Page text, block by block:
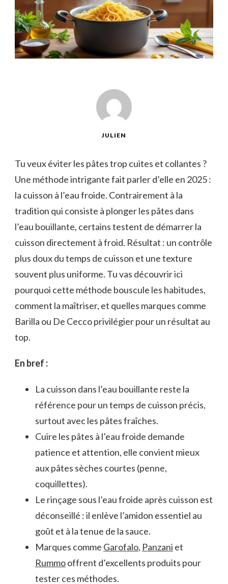
JULIEN
Tu veux éviter les pâtes trop cuites et collantes ?
Une méthode intrigante fait parler d’elle en 2025 :
la cuisson à l’eau froide. Contrairement à la
tradition qui consiste à plonger les pâtes dans
l’eau bouillante, certains testent de démarrer la
cuisson directement à froid. Résultat : un contrôle
plus doux du temps de cuisson et une texture
souvent plus uniforme. Tu vas découvrir ici
pourquoi cette méthode bouscule les habitudes,
comment la maîtriser, et quelles marques comme
Barilla ou De Cecco privilégier pour un résultat au
top.
En bref :
La cuisson dans l’eau bouillante reste la
référence pour un temps de cuisson précis,
surtout avec les pâtes fraîches.
Cuire les pâtes à l’eau froide demande
patience et attention, elle convient mieux
aux pâtes sèches courtes (penne,
coquillettes).
Le rinçage sous l’eau froide après cuisson est
déconseillé : il enlève l’amidon essentiel au
goût et à la tenue de la sauce.
Marques comme Garofalo, Panzani et
Rummooffrent d’excellents produits pour
tester ces méthodes.